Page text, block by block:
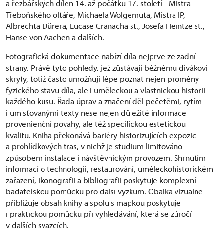
a řezbářských dílen 14. až počátku 17. století - Mistra
Třeboňského oltáře, Michaela Wolgemuta, Mistra IP,
Albrechta Dürera, Lucase Cranacha st., Josefa Heintze st.,
Hanse von Aachen a dalších.
Fotografická dokumentace nabízí díla nejprve ze zadní
strany. Právě tyto pohledy, jež zůstávají běžnému divákovi
skryty, totiž často umožňují lépe poznat nejen proměny
fyzického stavu díla, ale i uměleckou a vlastnickou historii
každého kusu. Řada úprav a značení děl pečetěmi, rytím
i umísťovanými texty nese nejen důležité informace
provenienční povahy, ale též specifickou estetickou
kvalitu. Kniha překonává bariéry historizujících expozic
a prohlídkových tras, v nichž je studium limitováno
způsobem instalace i návštěvnickým provozem. Shrnutím
informací o technologii, restaurování, uměleckohistorickém
zařazení, ikonografii a bibliografii poskytuje komplexní
badatelskou pomůcku pro další výzkum. Obálka vizuálně
přibližuje obsah knihy a spolu s mapkou poskytuje
i praktickou pomůcku při vyhledávání, která se zúročí
v dalších svazcích.